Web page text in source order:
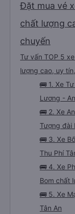
Đặt mua vé
chất lượng
chuyến
Tư vấn TOP 5
lượng cao, uy
🚌 1. Xe
Lương -
🚌 2. Xe
Tượng đài
🚌 3. Xe
Thu Phí
🚌 4. Xe
Bom chất
🚌 5. Xe
Tân An